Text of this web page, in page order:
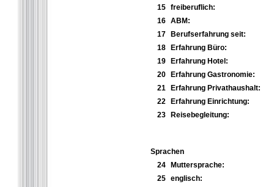
15
freiberuflich:
16
ABM:
17
Berufserfahrung seit:
18
Erfahrung Büro:
19
Erfahrung Hotel:
20
Erfahrung Gastronomie:
21
Erfahrung Privathaushalt:
22
Erfahrung Einrichtung:
23
Reisebegleitung:
Sprachen
24
Muttersprache:
25
englisch: